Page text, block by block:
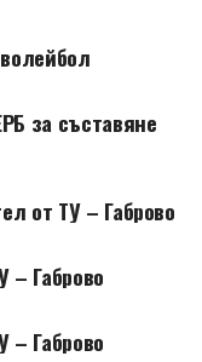
за съставяне
от ТУ – Габрово
– Габрово
– Габрово